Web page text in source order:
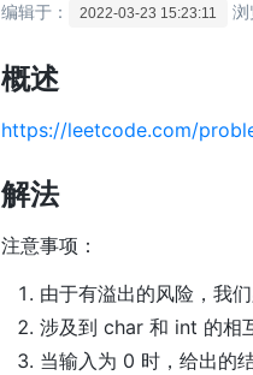
编辑于： 2022-03-23 15:23:11 浏
概述
https://leetcode.com/
解法
注意事项：
由于有溢出的风险，我
涉及到 char 和 int 的相
当输入为 0 时，给出的